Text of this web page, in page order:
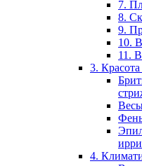
7.
8.
9.
10.
11.
3.
4.